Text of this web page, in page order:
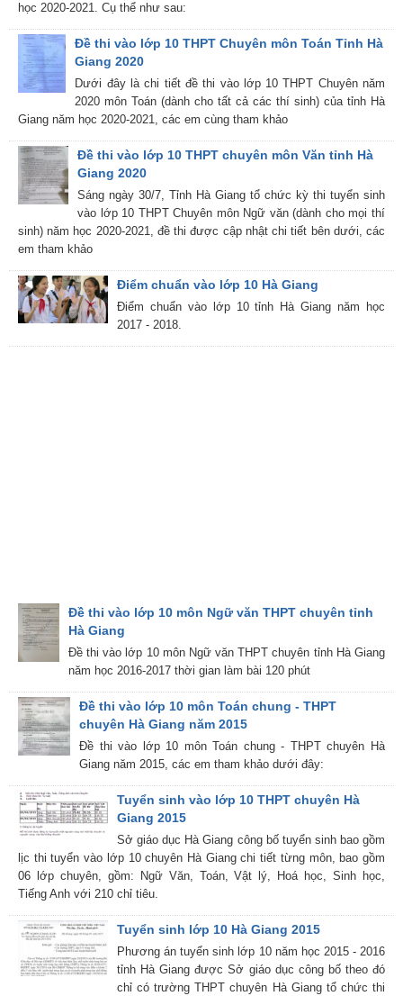
học 2020-2021. Cụ thể như sau:
Đề thi vào lớp 10 THPT Chuyên môn Toán Tỉnh Hà
Giang 2020
Dưới đây là chi tiết đề thi vào lớp 10 THPT Chuyên năm
2020 môn Toán (dành cho tất cả các thí sinh) của tỉnh Hà
Giang năm học 2020-2021, các em cùng tham khảo
Đề thi vào lớp 10 THPT chuyên môn Văn tỉnh Hà
Giang 2020
Sáng ngày 30/7, Tỉnh Hà Giang tổ chức kỳ thi tuyển sinh
vào lớp 10 THPT Chuyên môn Ngữ văn (dành cho mọi thí
sinh) năm học 2020-2021, đề thi được cập nhật chi tiết bên dưới, các
em tham khảo
Điểm chuẩn vào lớp 10 Hà Giang
Điểm chuẩn vào lớp 10 tỉnh Hà Giang năm học
2017 - 2018.
Đề thi vào lớp 10 môn Ngữ văn THPT chuyên tỉnh
Hà Giang
Đề thi vào lớp 10 môn Ngữ văn THPT chuyên tỉnh Hà Giang
năm học 2016-2017 thời gian làm bài 120 phút
Đề thi vào lớp 10 môn Toán chung - THPT
chuyên Hà Giang năm 2015
Đề thi vào lớp 10 môn Toán chung - THPT chuyên Hà
Giang năm 2015, các em tham khảo dưới đây:
Tuyển sinh vào lớp 10 THPT chuyên Hà
Giang 2015
Sở giáo dục Hà Giang công bố tuyển sinh bao gồm
lịc thi tuyển vào lớp 10 chuyên Hà Giang chi tiết từng môn, bao gồm
06 lớp chuyên, gồm: Ngữ Văn, Toán, Vật lý, Hoá học, Sinh học,
Tiếng Anh với 210 chỉ tiêu.
Tuyển sinh lớp 10 Hà Giang 2015
Phương án tuyển sinh lớp 10 năm học 2015 - 2016
tỉnh Hà Giang được Sở giáo dục công bố theo đó
chỉ có trường THPT chuyên Hà Giang tổ chức thi